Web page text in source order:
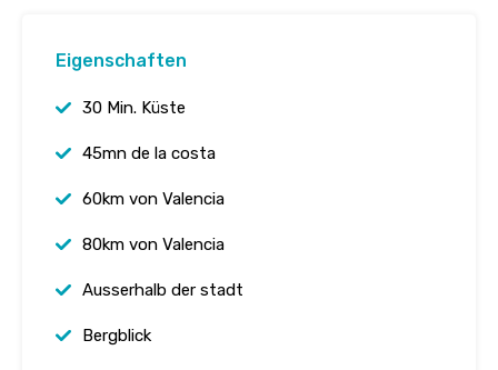
Eigenschaften
30 Min. Küste
45mn de la costa
60km von Valencia
80km von Valencia
Ausserhalb der stadt
Bergblick